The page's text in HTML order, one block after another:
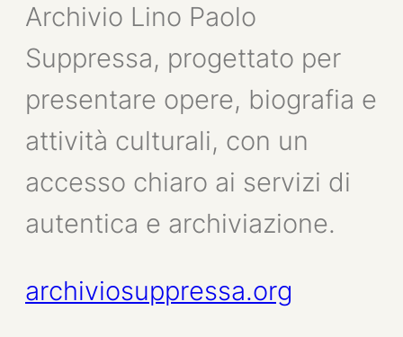
Archivio Lino Paolo
Suppressa, progettato per
presentare opere, biografia e
attività culturali, con un
accesso chiaro ai servizi di
autentica e archiviazione.
archiviosuppressa.org